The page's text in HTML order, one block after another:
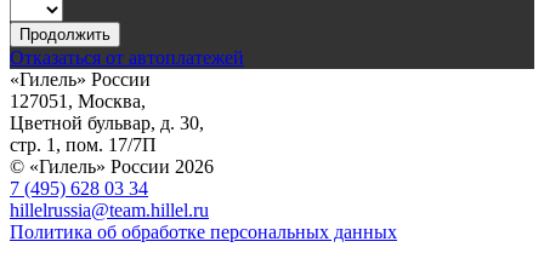
Продолжить
Отказаться от автоплатежей
«Гилель» России
127051, Москва,
Цветной бульвар, д. 30,
стр. 1, пом. 17/7П
© «Гилель» России 2026
7 (495) 628 03 34
hillelrussia@team.hillel.ru
Политика об обработке персональных данных